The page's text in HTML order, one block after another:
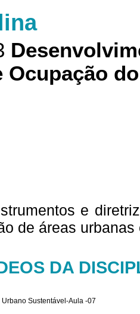
Ocupação
e
de áreas
DA
Sustentável-Aula -07